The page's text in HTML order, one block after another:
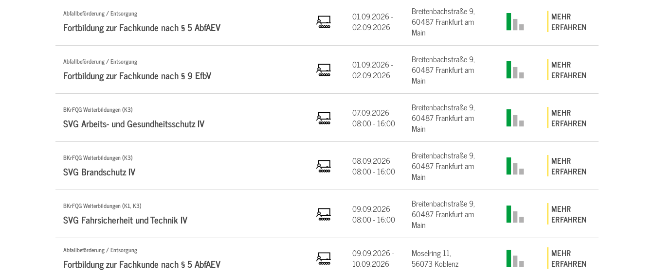
Abfallbeförderung / Entsorgung
Fortbildung zur Fachkunde nach § 5 AbfAEV
01.09.2026 -
02.09.2026
Breitenbachstraße 9,
60487 Frankfurt am
Main
MEHR
ERFAHREN
Abfallbeförderung / Entsorgung
Fortbildung zur Fachkunde nach § 9 EfbV
01.09.2026 -
02.09.2026
Breitenbachstraße 9,
60487 Frankfurt am
Main
MEHR
ERFAHREN
BKrFQG Weiterbildungen (K3)
SVG Arbeits- und Gesundheitsschutz IV
07.09.2026
08:00 - 16:00
Breitenbachstraße 9,
60487 Frankfurt am
Main
MEHR
ERFAHREN
BKrFQG Weiterbildungen (K3)
SVG Brandschutz IV
08.09.2026
08:00 - 16:00
Breitenbachstraße 9,
60487 Frankfurt am
Main
MEHR
ERFAHREN
BKrFQG Weiterbildungen (K1, K3)
SVG Fahrsicherheit und Technik IV
09.09.2026
08:00 - 16:00
Breitenbachstraße 9,
60487 Frankfurt am
Main
MEHR
ERFAHREN
Abfallbeförderung / Entsorgung
Fortbildung zur Fachkunde nach § 5 AbfAEV
09.09.2026 -
10.09.2026
Moselring 11,
56073 Koblenz
MEHR
ERFAHREN